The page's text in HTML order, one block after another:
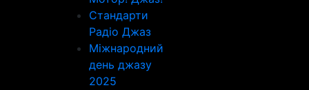
Стандарти
Радіо Джаз
Міжнародний
день джазу
2025